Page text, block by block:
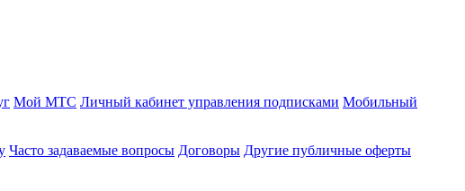
Мой МТС Личный кабинет управления подписками Мобильный
Часто задаваемые вопросы Договоры Другие публичные оферты